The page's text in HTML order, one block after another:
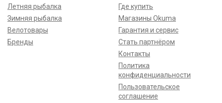
Летняя рыбалка
Зимняя рыбалка
Велотовары
Бренды
Где купить
Магазины Okuma
Гарантия и сервис
Стать партнёром
Контакты
Политика
конфиденциальности
Пользовательское
соглашение